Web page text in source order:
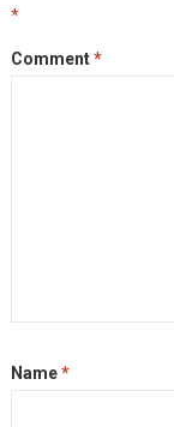
*
Comment*
Name*